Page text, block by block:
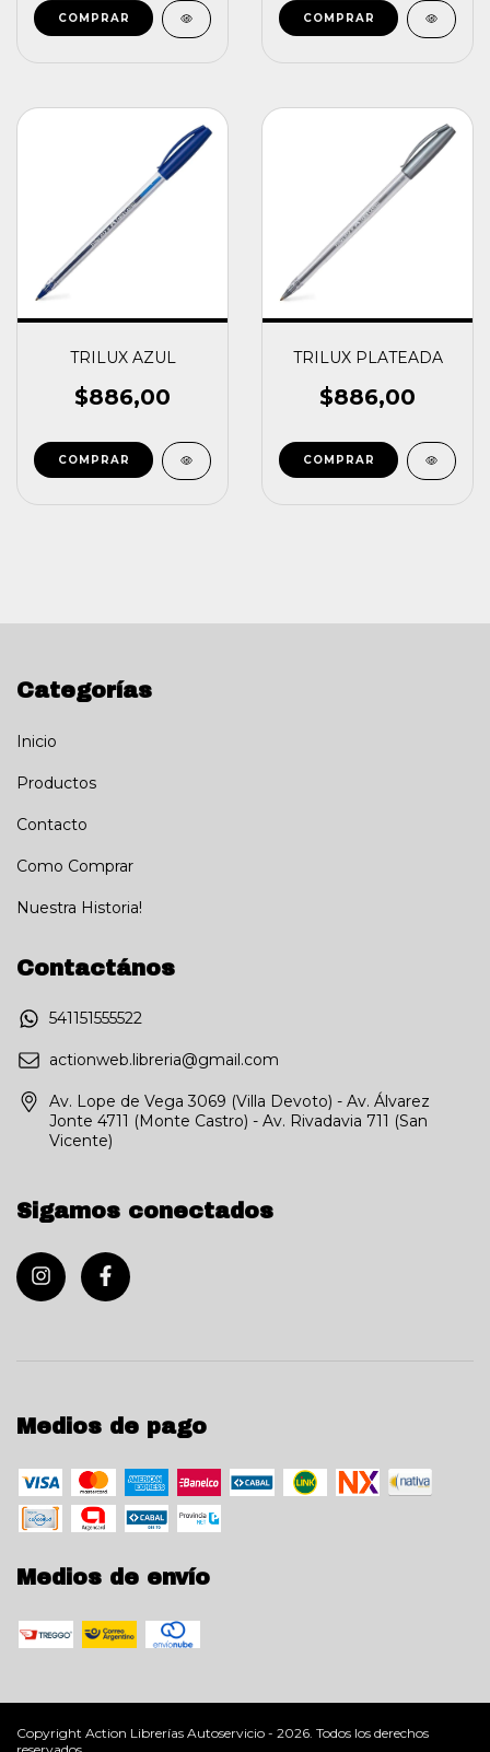
TRILUX AZUL
$886,00
TRILUX PLATEADA
$886,00
Categorías
Inicio
Productos
Contacto
Como Comprar
Nuestra Historia!
Contactános
541151555522
actionweb.libreria@gmail.com
Av. Lope de Vega 3069 (Villa Devoto) - Av. Álvarez
Jonte 4711 (Monte Castro) - Av. Rivadavia 711 (San
Vicente)
Sigamos conectados
Medios de pago
Medios de envío
Copyright Action Librerías Autoservicio - 2026. Todos los derechos